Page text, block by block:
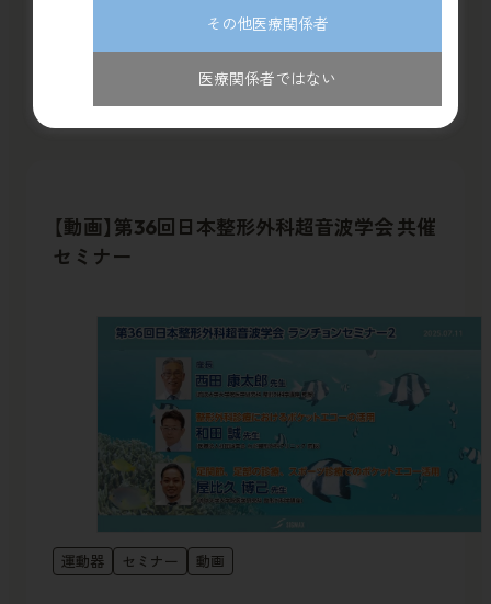
その他医療関係者
医療関係者ではない
【動画】第36回日本整形外科超音波学会 共催
セミナー
運動器 セミナー 動画